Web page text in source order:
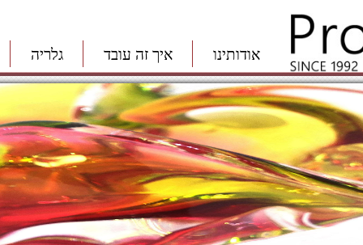
אודותינו איך זה עובד גלריה